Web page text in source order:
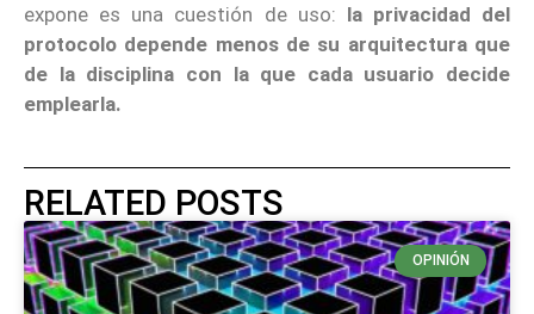
expone es una cuestión de uso: la privacidad del
protocolo depende menos de su arquitectura que
de la disciplina con la que cada usuario decide
emplearla.
RELATED POSTS
OPINIÓN